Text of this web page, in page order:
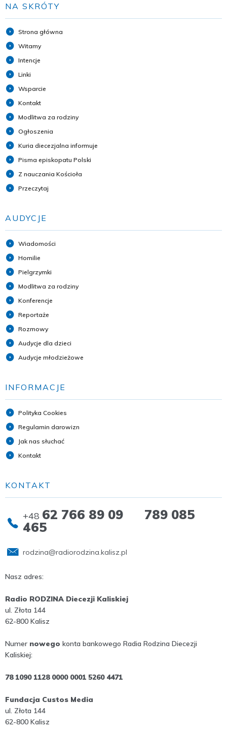
NA SKRÓTY
Strona główna
Witamy
Intencje
Linki
Wsparcie
Kontakt
Modlitwa za rodziny
Ogłoszenia
Kuria diecezjalna informuje
Pisma episkopatu Polski
Z nauczania Kościoła
Przeczytaj
AUDYCJE
Wiadomości
Homilie
Pielgrzymki
Modlitwa za rodziny
Konferencje
Reportaże
Rozmowy
Audycje dla dzieci
Audycje młodzieżowe
INFORMACJE
Polityka Cookies
Regulamin darowizn
Jak nas słuchać
Kontakt
KONTAKT
+48 62 766 89 09 789 085
465
rodzina@radiorodzina.kalisz.pl
Nasz adres:
Radio RODZINA Diecezji Kaliskiej
ul. Złota 144
62-800 Kalisz
Numer nowego konta bankowego Radia Rodzina Diecezji
Kaliskiej:
78 1090 1128 0000 0001 5260 4471
Fundacja Custos Media
ul. Złota 144
62-800 Kalisz